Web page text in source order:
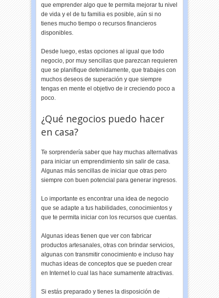
que emprender algo que te permita mejorar tu nivel
de vida y el de tu familia es posible, aún si no
tienes mucho tiempo o recursos financieros
disponibles.
Desde luego, estas opciones al igual que todo
negocio, por muy sencillas que parezcan requieren
que se planifique detenidamente, que trabajes con
muchos deseos de superación y que siempre
tengas en mente el objetivo de ir creciendo poco a
poco.
¿Qué negocios puedo hacer
en casa?
Te sorprendería saber que hay muchas alternativas
para iniciar un emprendimiento sin salir de casa.
Algunas más sencillas de iniciar que otras pero
siempre con buen potencial para generar ingresos.
Lo importante es encontrar una idea de negocio
que se adapte a tus habilidades, conocimientos y
que te permita iniciar con los recursos que cuentas.
Algunas ideas tienen que ver con fabricar
productos artesanales, otras con brindar servicios,
algunas con transmitir conocimiento e incluso hay
muchas ideas de conceptos que se pueden crear
en Internet lo cual las hace sumamente atractivas.
Si estás preparado y tienes la disposición de